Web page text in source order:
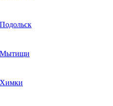
Подольск
Мытищи
Химки